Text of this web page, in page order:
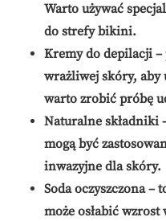
Warto używać
do strefy bikini.
Kremy do depilacji –
wrażliwej skóry, aby
warto zrobić próbę
Naturalne składniki
mogą być
inwazyjne dla skóry.
Soda oczyszczona–
może osłabić